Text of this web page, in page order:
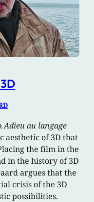
Adieu au langage
aesthetic of 3D that
the film in the
in the history of 3D
argues that the
crisis of the 3D
possibilities.